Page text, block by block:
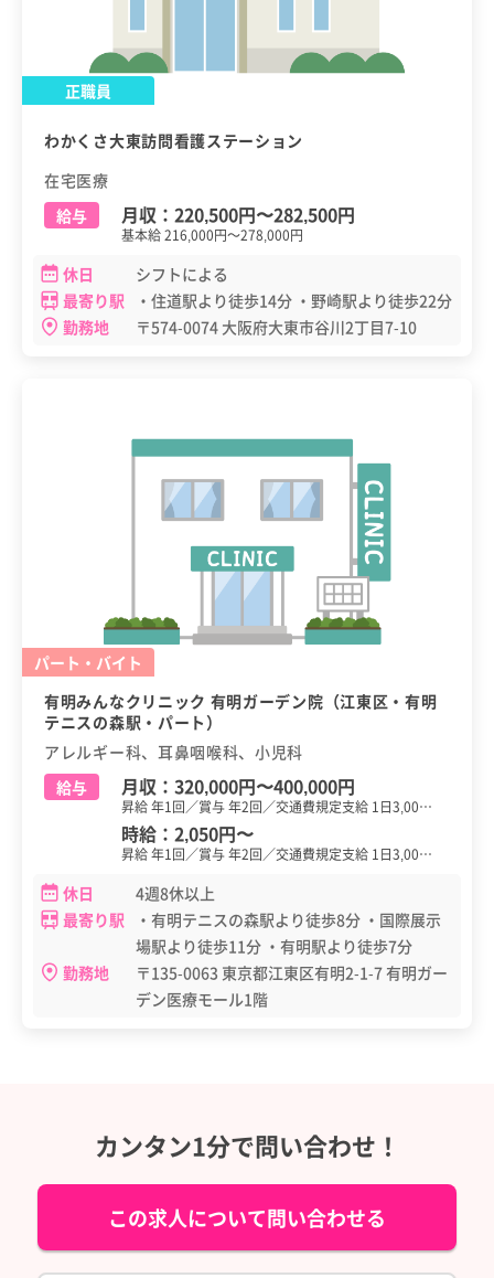
正職員
わかくさ大東訪問看護ステーション
在宅医療
給与
月収： 220,500円〜282,500円
基本給 216,000円～278,000円
休日
シフトによる
最寄り駅
・住道駅より徒歩14分 ・野崎駅より徒歩22分
勤務地
〒574-0074 大阪府大東市谷川2丁目7-10
パート・バイト
有明みんなクリニック 有明ガーデン院（江東区・有明
テニスの森駅・パート）
アレルギー科、耳鼻咽喉科、小児科
給与
月収： 320,000円〜400,000円
昇給 年1回／賞与 年2回／交通費規定支給 1日3,00…
時給： 2,050円〜
昇給 年1回／賞与 年2回／交通費規定支給 1日3,00…
休日
4週8休以上
最寄り駅
・有明テニスの森駅より徒歩8分 ・国際展示
場駅より徒歩11分 ・有明駅より徒歩7分
勤務地
〒135-0063 東京都江東区有明2-1-7 有明ガー
デン医療モール1階
カンタン1分で問い合わせ！
この求人について問い合わせる